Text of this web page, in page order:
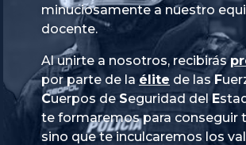
minuciosamente a nuestro
docente.
Al unirte a nosotros, recibirás
por parte de la élite de las
Cuerpos de Seguridad del
te formaremos para conseguir
sino que te inculcaremos los